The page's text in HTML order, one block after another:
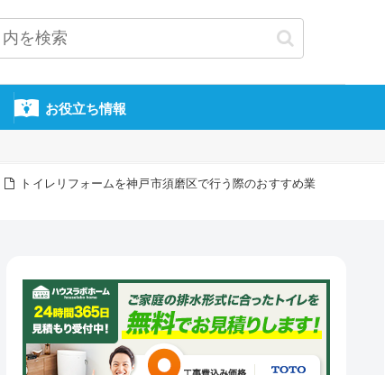
お役立ち情報
トイレリフォームを神戸市須磨区で行う際のおすすめ業